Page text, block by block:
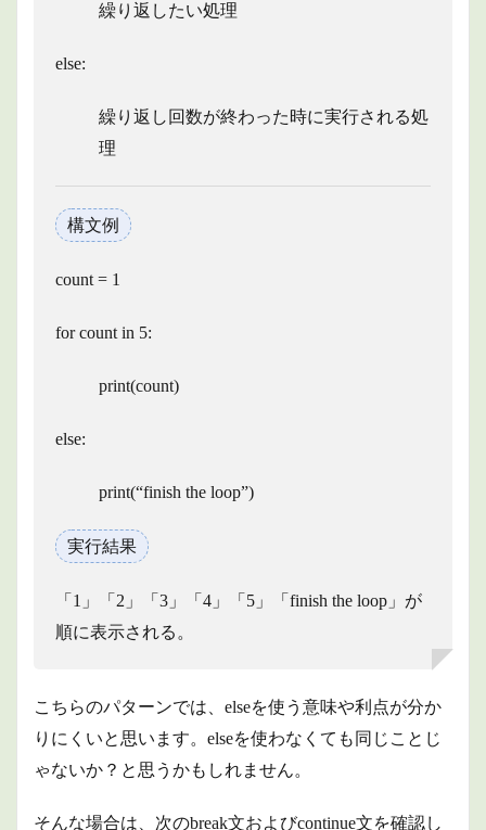
繰り返したい処理
else:
繰り返し回数が終わった時に実行される処
理
構文例
count = 1
for count in 5:
print(count)
else:
print(“finish the loop”)
実行結果
「1」「2」「3」「4」「5」「finish the loop」が
順に表示される。
こちらのパターンでは、elseを使う意味や利点が分か
りにくいと思います。elseを使わなくても同じことじ
ゃないか？と思うかもしれません。
そんな場合は、次のbreak文およびcontinue文を確認し